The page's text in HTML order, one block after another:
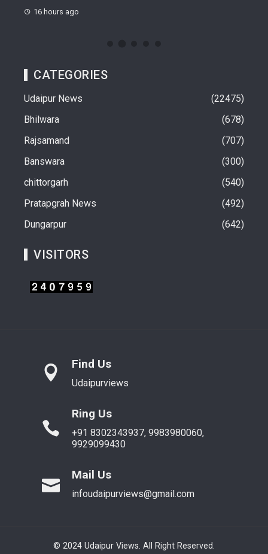
16 hours ago
CATEGORIES
Udaipur News
22475
Bhilwara
678
Rajsamand
707
Banswara
300
chittorgarh
540
Pratapgrah News
492
Dungarpur
642
VISITORS
Find Us
Udaipurviews
Ring Us
+91 8302343937, 9983980060,
9929099430
Mail Us
infoudaipurviews@gmail.com
© 2024 Udaipur Views. All Right Reserved.